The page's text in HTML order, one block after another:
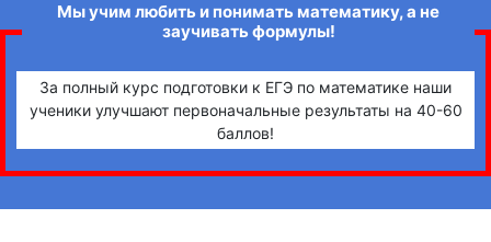
Мы учим любить и понимать математику, а не
заучивать формулы!
За полный курс подготовки к ЕГЭ по математике наши
ученики улучшают первоначальные результаты на 40-60
баллов!